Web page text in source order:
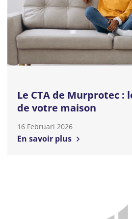
Le CTA de Murprotec :
de votre maison
16 Februari 2026
En savoir plus